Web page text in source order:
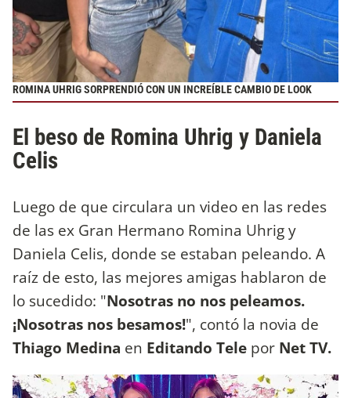
ROMINA UHRIG SORPRENDIÓ CON UN INCREÍBLE CAMBIO DE LOOK
El beso de Romina Uhrig y Daniela
Celis
Luego de que circulara un video en las redes
de las ex Gran Hermano Romina Uhrig y
Daniela Celis, donde se estaban peleando. A
raíz de esto, las mejores amigas hablaron de
lo sucedido: "Nosotras no nos peleamos.
¡Nosotras nos besamos!", contó la novia de
Thiago Medina en Editando Tele por Net TV.